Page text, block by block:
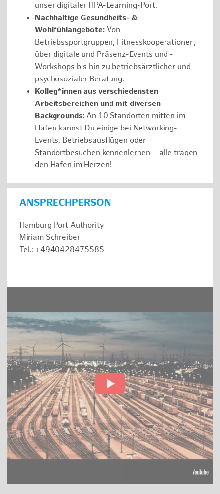
unser digitaler HPA-Learning-Port.
Nachhaltige Gesundheits- &
Wohlfühlangebote: Von
Betriebssportgruppen, Fitnesskooperationen,
über digitale und Präsenz-Events und -
Workshops bis hin zu betriebsärztlicher und
psychosozialer Beratung.
Kolleg*innen aus verschiedensten
Arbeitsbereichen und mit diversen
Backgrounds: An 10 Standorten mitten im
Hafen kannst Du einige bei Networking-
Events, Betriebsausflügen oder
Standortbesuchen kennenlernen – alle tragen
den Hafen im Herzen!
ANSPRECHPERSON
Hamburg Port Authority
Miriam Schreiber
Tel.: +4940428475585